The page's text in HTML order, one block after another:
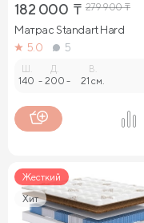
182 000 ₸ 279 900₸
Матрас Standart Hard
5.0
5
Ш.
140 -
Д.
200 -
В.
21 см.
Жесткий
Хит